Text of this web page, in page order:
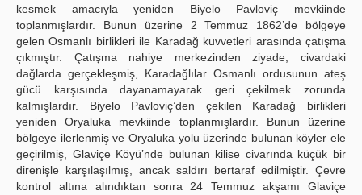
kesmek amacıyla yeniden Biyelo Pavloviç mevkiinde
toplanmışlardır. Bunun üzerine 2 Temmuz 1862’de bölgeye
gelen Osmanlı birlikleri ile Karadağ kuvvetleri arasında çatışma
çıkmıştır. Çatışma nahiye merkezinden ziyade, civardaki
dağlarda gerçekleşmiş, Karadağlılar Osmanlı ordusunun ateş
gücü karşısında dayanamayarak geri çekilmek zorunda
kalmışlardır. Biyelo Pavloviç’den çekilen Karadağ birlikleri
yeniden Oryaluka mevkiinde toplanmışlardır. Bunun üzerine
bölgeye ilerlenmiş ve Oryaluka yolu üzerinde bulunan köyler ele
geçirilmiş, Glaviçe Köyü’nde bulunan kilise civarında küçük bir
direnişle karşılaşılmış, ancak saldırı bertaraf edilmiştir. Çevre
kontrol altına alındıktan sonra 24 Temmuz akşamı Glaviçe